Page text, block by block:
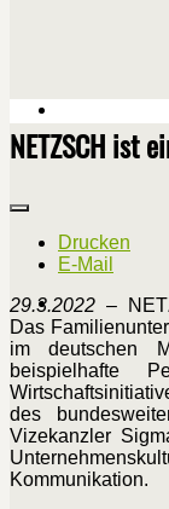
NETZSCH ist
Drucken
E-Mail
29.3.2022 –
Das
im deutschen
beispielhafte
des
Vizekanzler
Kommunikation.